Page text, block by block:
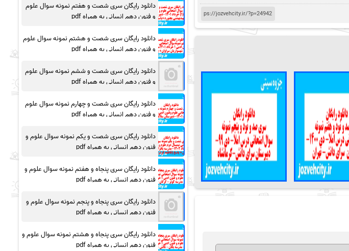
دانلود رایگان سری شصت و هفتم نمونه سوال علوم
و فنون دهم انسانی به همراه pdf
دانلود رایگان سری شصت و هشتم نمونه سوال علوم
و فنون دهم انسانی به همراه pdf
دانلود رایگان سری شصت و ششم نمونه سوال علوم
و فنون دهم انسانی به همراه pdf
دانلود رایگان سری شصت و چهارم نمونه سوال علوم
و فنون دهم انسانی به همراه pdf
دانلود رایگان سری شصت و یکم نمونه سوال علوم و
فنون دهم انسانی به همراه pdf
دانلود رایگان سری پنجاه و هفتم نمونه سوال علوم و
فنون دهم انسانی به همراه pdf
دانلود رایگان سری پنجاه و پنجم نمونه سوال علوم و
فنون دهم انسانی به همراه pdf
دانلود رایگان سری پنجاه و هشتم نمونه سوال علوم و
فنون دهم انسانی به همراه pdf